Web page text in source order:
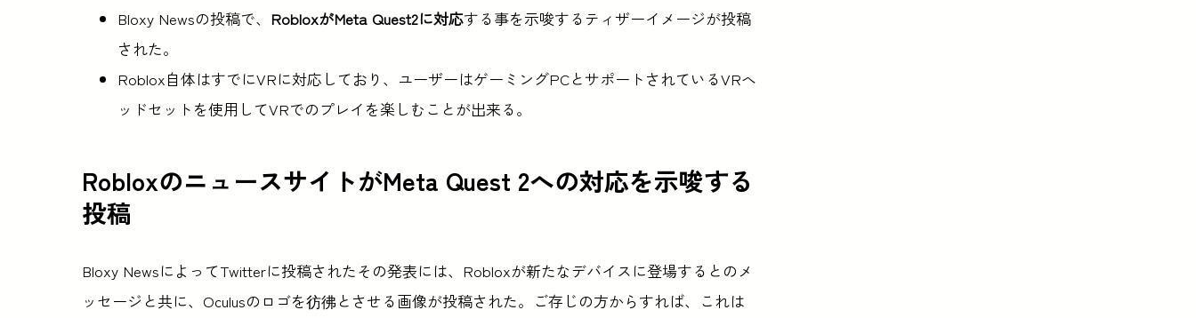
Bloxy Newsの投稿で、 RobloxがMeta Quest2に対応する事を示唆するティザーイメージが投稿
された。
Roblox自体はすでにVRに対応しており、ユーザーはゲーミングPCとサポートされているVRヘ
ッドセットを使用してVRでのプレイを楽しむことが出来る。
RobloxのニュースサイトがMeta Quest 2への対応を示唆する
投稿
Bloxy NewsによってTwitterに投稿されたその発表には、Robloxが新たなデバイスに登場するとのメ
ッセージと共に、Oculusのロゴを彷彿とさせる画像が投稿された。ご存じの方からすれば、これは